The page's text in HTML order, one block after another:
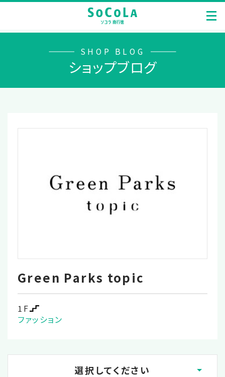
SHOP BLOG
ショップブログ
Green Parks topic
1F
ファッション
選択してください